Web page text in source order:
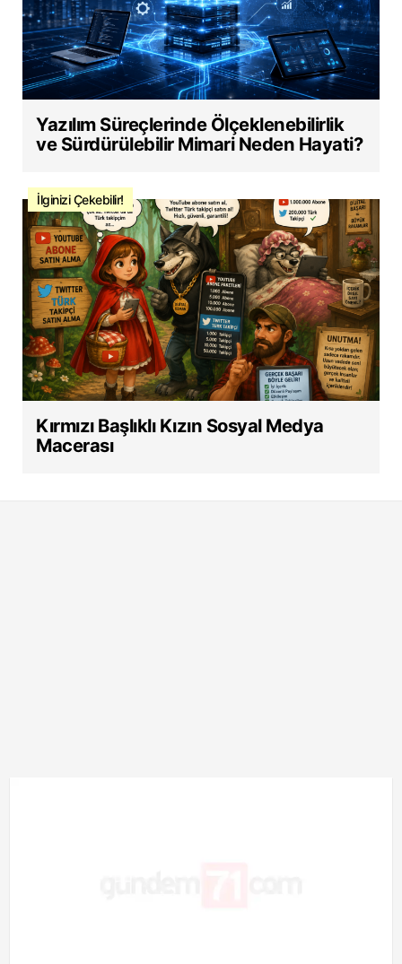
Yazılım Süreçlerinde Ölçeklenebilirlik
ve Sürdürülebilir Mimari Neden Hayati?
İlginizi Çekebilir!
Kırmızı Başlıklı Kızın Sosyal Medya
Macerası